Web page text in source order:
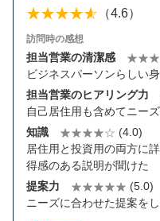
（4.6）
訪問時の感想
担当営業の清潔感
ビジネスパーソンらしい
担当営業のヒアリング力
自己居住用も含めてニー
知識
(4.0)
居住用と投資用の両方に
得感のある説明が聞けた
提案力
(5.0)
ニーズに合わせた提案を